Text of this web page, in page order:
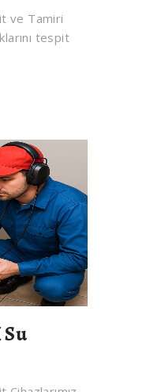
ve Tamiri
tespit